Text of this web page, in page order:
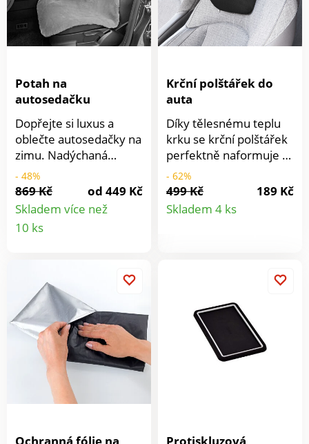
Potah na
autosedačku
Dopřejte si luxus a
oblečte autosedačky na
zimu. Nadýchaná
kvalita plyše zajišťuje
příjemné teplo a
pohodlí při jízdě.
Vhodné pro všechny
běžné autosedačky.
upevnění. Lze prát.
sada 2 ks.
- 48%
869 Kč
od 449 Kč
Skladem více než
10 ks
Krční polštářek do
auta
Díky tělesnému teplu
krku se krční polštářek
perfektně naformuje a
zmírňuje bolesti v
oblasti krku a ramen.
Jednoduše připevněte
elastický popruh na
- 62%
499 Kč
189 Kč
Skladem 4 ks